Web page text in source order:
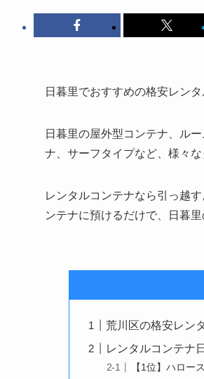
日暮里でおすすめの格安レン
日暮里の屋外型コンテナ、ル
ナ、サーフタイプなど、様々
レンタルコンテナなら引っ越
ンテナに預けるだけで、日暮
荒川区の格安レン
レンタルコンテナ
【1位】ハロー